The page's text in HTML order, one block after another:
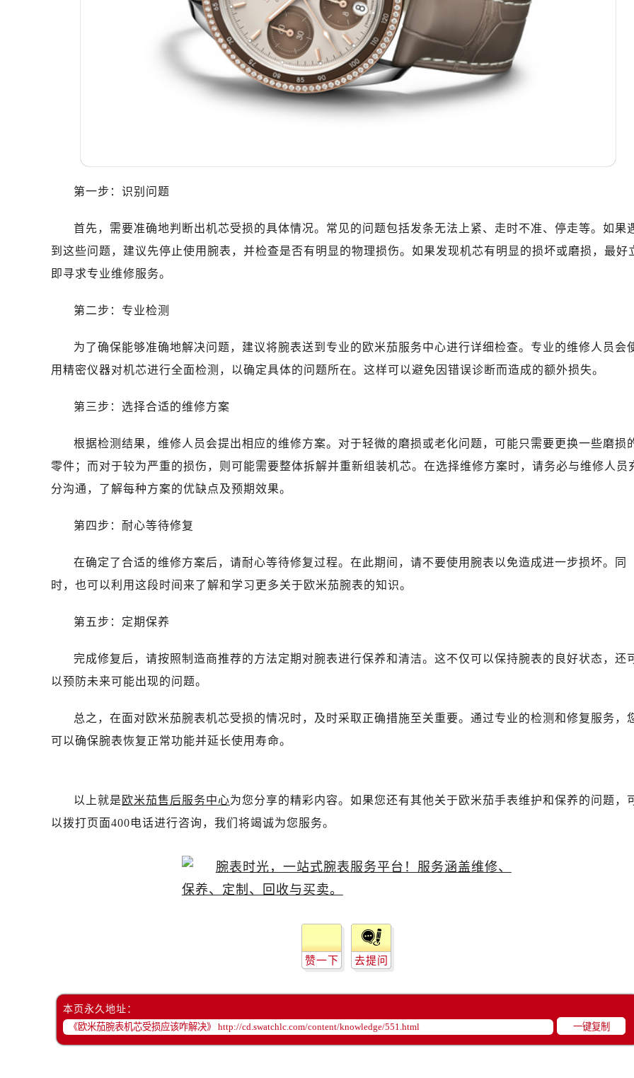
福州市鼓楼区五四路128-1号恒力城写字楼15层03室（需提前预约）
成都市锦江区人民东路6号SAC东原中心写字楼24层2406B室（需提前预约）
重庆市江北区观音桥步行街2号融恒时代广场写字楼9层902室（需提前预约）
长沙市芙蓉区定王台街道建湘路393号世茂环球金融中心写字楼（芙蓉广场）10层13室（需提前预约
郑州市二七区铭功路10号华润大厦写字楼29层2905室（需提前预约）
太原市迎泽区解放路15号亨得利名表服务中心（品牌授权店）3层整层（需提前预约）
温州市鹿城区锦绣路1067号置信广场10层1015室（需提前预约）
大连市中山区人民路15号国际金融大厦7层G室（需提前预约）
佛山市禅城区季华五路57号万科金融中心C座12层1205室（需提前预约）
东莞市东城街道鸿福东路1号民盈国贸中心T1写字楼9层907室（需提前预约）
南通市崇川区工农路57号圆融广场写字楼16层1603室（需提前预约）
武汉市江汉区解放大道686号世界贸易大厦38层09室（需提前预约）
南宁市青秀区金湖路59号地王大厦12楼1224室（需提前预约）
泉州市丰泽区宝洲路729号浦西万达中心写字楼A座7楼709室（需提前预约）
烟台市芝罘区胜利路139号万达金融中心A座907室（需提前预约）
长春市朝阳区西安大路727号中银大厦A座(旺进大厦)18层09室（需提前预约）
贵阳市南明区都司高架桥路33号亨特国际金融中心14楼14D（需提前预约）
石家庄市长安区中山东路39号勒泰中心写字楼B座13层07室（需提前预约）
海口市龙华区金贸东路5号海口华润大厦B座17层1707室（需提前预约）
唐山市路南区新华东道100号万达广场写字楼A座10层1002室（需提前预约）
内蒙古自治区呼和浩特市玉泉区大学西街70号华润万象城写字楼（鄂尔多斯大厦）23层2326室（需
重庆市解放碑渝中区民权路28号英利国际金融中心写字楼20层01室（需提前预约）
黑龙江省大庆市萨尔图区会战大街欧米茄售后服务中心（需提前预约）
黑龙江省黑河市爱辉区中央街欧米茄售后服务中心（需提前预约）
黑龙江省鸡西市鸡冠区红军路欧米茄售后服务中心（需提前预约）
黑龙江省七台河市桃山区大同街欧米茄售后服务中心（需提前预约）
黑龙江省齐齐哈尔市龙沙区龙华路欧米茄售后服务中心（需提前预约）
黑龙江省绥化市北林区新华街与康庄路交叉口欧米茄售后服务中心（需提前预约）
黑龙江省伊春市伊美区通河路欧米茄售后服务中心（需提前预约）
吉林省白山市浑江区浑江大街欧米茄售后服务中心（需提前预约）
吉林省吉林市船营区河南街欧米茄售后服务中心（需提前预约）
吉林省辽源市龙山区人民大街欧米茄售后服务中心（需提前预约）
吉林省松原市宁江区五环大街欧米茄售后服务中心（需提前预约）
吉林省通化市东昌区环通乡江南大街欧米茄售后服务中心（需提前预约）
第一步：识别问题
首先，需要准确地判断出机芯受损的具体情况。常见的问题包括发条无法上紧、走时不准、停走等。如果
到这些问题，建议先停止使用腕表，并检查是否有明显的物理损伤。如果发现机芯有明显的损坏或磨损，最好
即寻求专业维修服务。
第二步：专业检测
为了确保能够准确地解决问题，建议将腕表送到专业的欧米茄服务中心进行详细检查。专业的维修人员会
用精密仪器对机芯进行全面检测，以确定具体的问题所在。这样可以避免因错误诊断而造成的额外损失。
第三步：选择合适的维修方案
根据检测结果，维修人员会提出相应的维修方案。对于轻微的磨损或老化问题，可能只需要更换一些磨损
零件；而对于较为严重的损伤，则可能需要整体拆解并重新组装机芯。在选择维修方案时，请务必与维修人员
分沟通，了解每种方案的优缺点及预期效果。
第四步：耐心等待修复
在确定了合适的维修方案后，请耐心等待修复过程。在此期间，请不要使用腕表以免造成进一步损坏。同
时，也可以利用这段时间来了解和学习更多关于欧米茄腕表的知识。
第五步：定期保养
完成修复后，请按照制造商推荐的方法定期对腕表进行保养和清洁。这不仅可以保持腕表的良好状态，还
以预防未来可能出现的问题。
总之，在面对欧米茄腕表机芯受损的情况时，及时采取正确措施至关重要。通过专业的检测和修复服务，
可以确保腕表恢复正常功能并延长使用寿命。
以上就是 欧米茄售后服务中心为您分享的精彩内容。如果您还有其他关于欧米茄手表维护和保养的问题，
以拨打页面400电话进行咨询，我们将竭诚为您服务。
赞一下 去提问
本页永久地址：
一键复制